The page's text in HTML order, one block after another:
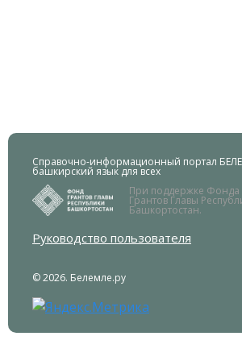
Справочно-информационный портал
башкирский язык для всех
При поддержке Фонда
Грантов Главы
Башкортостан.
Руководство пользователя
© 2026. Белемле.ру